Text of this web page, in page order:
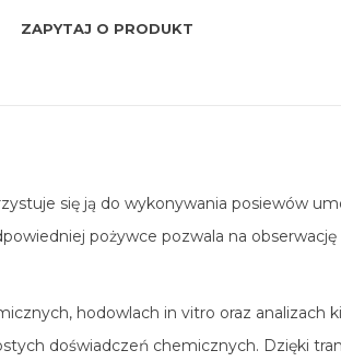
ZAPYTAJ O PRODUKT
się ją do wykonywania posiewów
pożywce pozwala na
hodowlach in vitro oraz analizach
doświadczeń chemicznych. Dzięki